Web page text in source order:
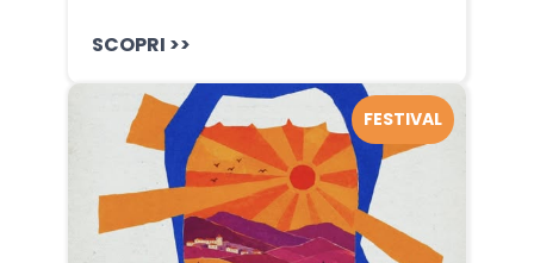
SCOPRI >>
FESTIVAL